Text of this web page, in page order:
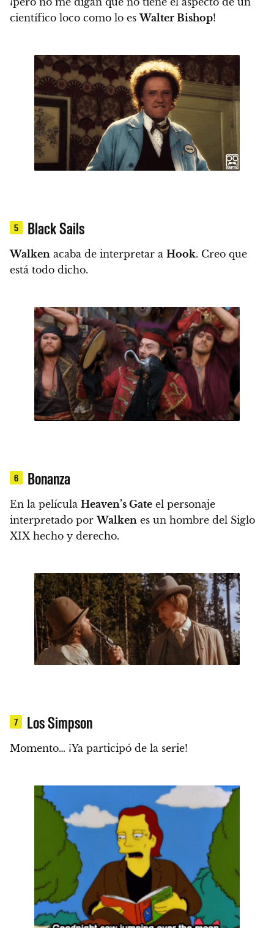
científico loco como lo esWalter Bishop!
5 Black Sails
Walken acaba de interpretar a Hook. Creo que
está todo dicho.
6 Bonanza
En la película Heaven’s Gate el personaje
interpretado porWalken es un hombre del Siglo
XIX hecho y derecho.
7 Los Simpson
Momento… ¡Ya participó de la serie!